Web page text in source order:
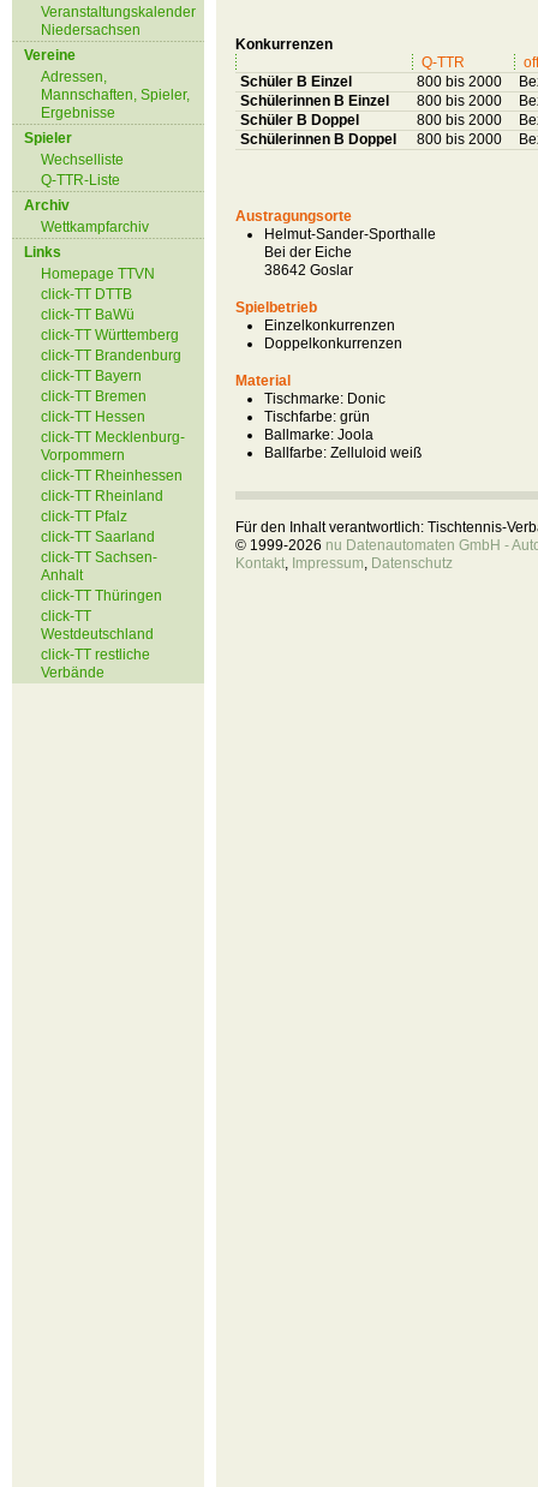
Veranstaltungskalender
Niedersachsen
Vereine
Adressen,
Mannschaften, Spieler,
Ergebnisse
Spieler
Wechselliste
Q-TTR-Liste
Archiv
Wettkampfarchiv
Links
Homepage TTVN
click-TT DTTB
click-TT BaWü
click-TT Württemberg
click-TT Brandenburg
click-TT Bayern
click-TT Bremen
click-TT Hessen
click-TT Mecklenburg-
Vorpommern
click-TT Rheinhessen
click-TT Rheinland
click-TT Pfalz
click-TT Saarland
click-TT Sachsen-
Anhalt
click-TT Thüringen
click-TT
Westdeutschland
click-TT restliche
Verbände
Konkurrenzen
Q-TTR
Schüler B Einzel
800 bis 2000
Schülerinnen B Einzel
800 bis 2000
Schüler B Doppel
800 bis 2000
Schülerinnen B Doppel
800 bis 2000
Austragungsorte
Helmut-Sander-Sporthalle
Bei der Eiche
38642 Goslar
Spielbetrieb
Einzelkonkurrenzen
Doppelkonkurrenzen
Material
Tischmarke: Donic
Tischfarbe: grün
Ballmarke: Joola
Ballfarbe: Zelluloid weiß
Für den Inhalt verantwortlich: Tischtennis-
© 1999-2026 nu Datenautomaten GmbH -
Kontakt, Impressum, Datenschutz